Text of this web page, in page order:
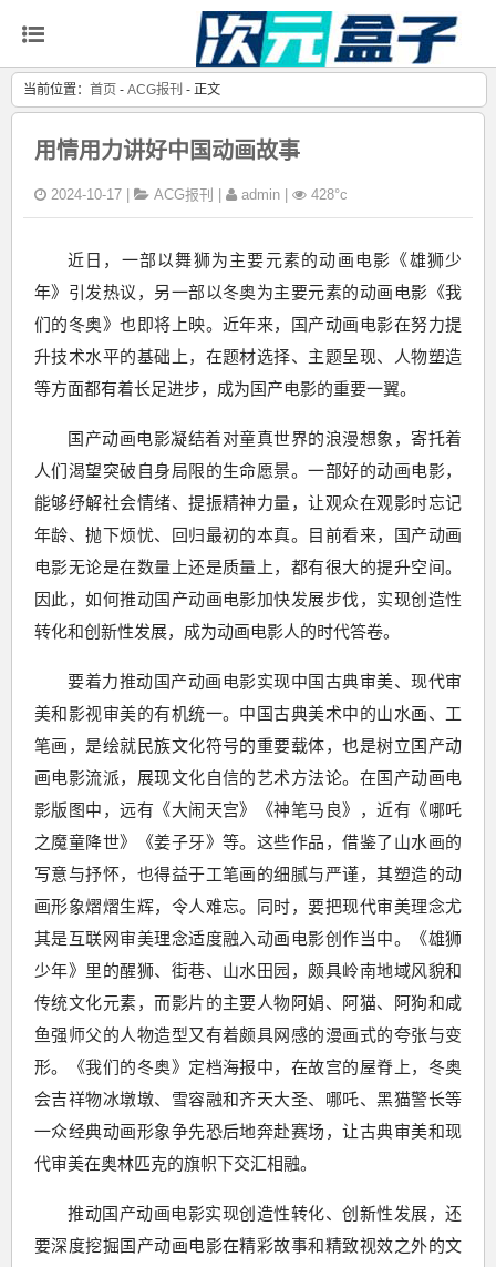
当前位置： 首页 - ACG报刊 - 正文
用情用力讲好中国动画故事
2024-10-17 | ACG报刊 admin | 428°c
近日，一部以舞狮为主要元素的动画电影《雄狮少
年》引发热议，另一部以冬奥为主要元素的动画电影《我
们的冬奥》也即将上映。近年来，国产动画电影在努力提
升技术水平的基础上，在题材选择、主题呈现、人物塑造
等方面都有着长足进步，成为国产电影的重要一翼。
国产动画电影凝结着对童真世界的浪漫想象，寄托着
人们渴望突破自身局限的生命愿景。一部好的动画电影，
能够纾解社会情绪、提振精神力量，让观众在观影时忘记
年龄、抛下烦忧、回归最初的本真。目前看来，国产动画
电影无论是在数量上还是质量上，都有很大的提升空间。
因此，如何推动国产动画电影加快发展步伐，实现创造性
转化和创新性发展，成为动画电影人的时代答卷。
要着力推动国产动画电影实现中国古典审美、现代审
美和影视审美的有机统一。中国古典美术中的山水画、工
笔画，是绘就民族文化符号的重要载体，也是树立国产动
画电影流派，展现文化自信的艺术方法论。在国产动画电
影版图中，远有《大闹天宫》《神笔马良》，近有《哪吒
之魔童降世》《姜子牙》等。这些作品，借鉴了山水画的
写意与抒怀，也得益于工笔画的细腻与严谨，其塑造的动
画形象熠熠生辉，令人难忘。同时，要把现代审美理念尤
其是互联网审美理念适度融入动画电影创作当中。《雄狮
少年》里的醒狮、街巷、山水田园，颇具岭南地域风貌和
传统文化元素，而影片的主要人物阿娟、阿猫、阿狗和咸
鱼强师父的人物造型又有着颇具网感的漫画式的夸张与变
形。《我们的冬奥》定档海报中，在故宫的屋脊上，冬奥
会吉祥物冰墩墩、雪容融和齐天大圣、哪吒、黑猫警长等
一众经典动画形象争先恐后地奔赴赛场，让古典审美和现
代审美在奥林匹克的旗帜下交汇相融。
推动国产动画电影实现创造性转化、创新性发展，还
要深度挖掘国产动画电影在精彩故事和精致视效之外的文